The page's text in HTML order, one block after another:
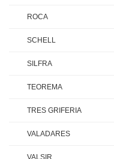
ROCA
SCHELL
SILFRA
TEOREMA
TRES GRIFERIA
VALADARES
VALSIR